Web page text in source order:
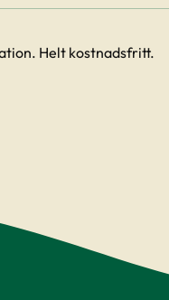
Helt kostnadsfritt.